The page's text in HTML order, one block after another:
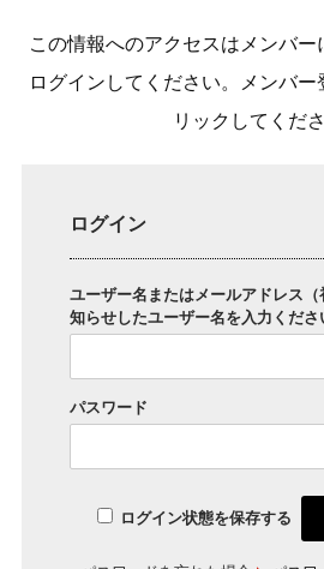
この情報へのアクセスはメンバー
ログインしてください。メンバ
リックしてくださ
ログイン
ユーザー名またはメールアドレス
知らせしたユーザー名を入力くださ
パスワード
ログイン状態を保存する